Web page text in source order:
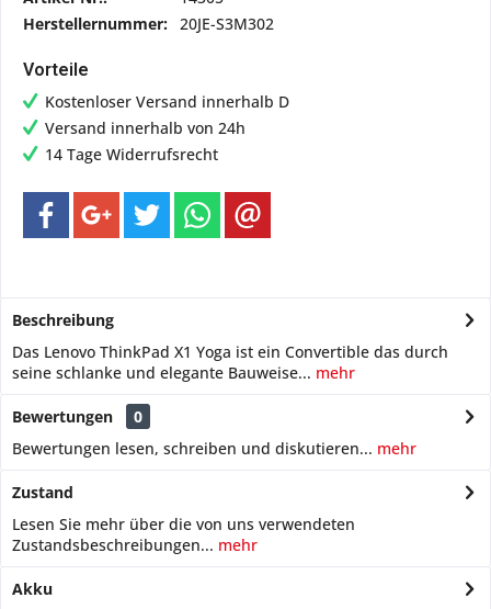
Herstellernummer: 20JE-S3M302
Vorteile
Kostenloser Versand innerhalb D
Versand innerhalb von 24h
14 Tage Widerrufsrecht
Beschreibung
Das Lenovo ThinkPad X1 Yoga ist ein Convertible das durch
seine schlanke und elegante Bauweise... mehr
Bewertungen
0
Bewertungen lesen, schreiben und diskutieren... mehr
Zustand
Lesen Sie mehr über die von uns verwendeten
Zustandsbeschreibungen... mehr
Akku